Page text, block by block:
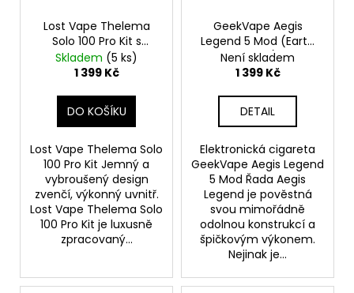
Lost Vape Thelema
Solo 100 Pro Kit s
Centaurus Sub Ohm
Tank V2 (Carbon
Skladem (5 ks)
1 399 Kč
DO KOŠÍKU
Lost Vape Thelema Solo
100 Pro Kit Jemný a
vybroušený design
zvenčí, výkonný uvnitř.
Lost Vape Thelema Solo
100 Pro Kit je luxusně
zpracovaný...
GeekVape Aegis
Legend 5 Mod (Earth
Brown)
Není skladem
1 399 Kč
DETAIL
Elektronická cigareta
GeekVape Aegis Legend
5 Mod Řada Aegis
Legend je pověstná
svou mimořádně
odolnou konstrukcí a
špičkovým výkonem.
Nejinak je...